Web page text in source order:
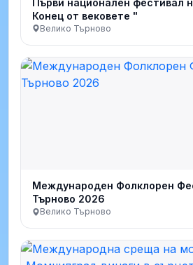
Първи национален фестивал
Конец от вековете "
Велико Търново
Международен Фолклорен
Търново 2026
Велико Търново